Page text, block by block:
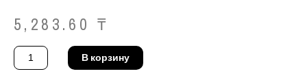
5,283.60 ₸
Количество
товара
Стусло
В корзину